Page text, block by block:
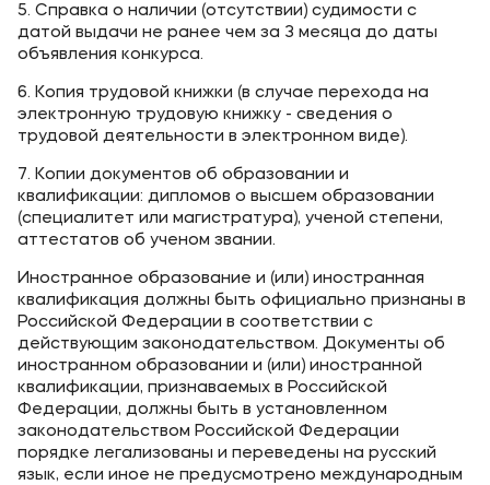
5. Справка о наличии (отсутствии) судимости с
датой выдачи не ранее чем за 3 месяца до даты
объявления конкурса.
6. Копия трудовой книжки (в случае перехода на
электронную трудовую книжку - сведения о
трудовой деятельности в электронном виде).
7. Копии документов об образовании и
квалификации: дипломов о высшем образовании
(специалитет или магистратура), ученой степени,
аттестатов об ученом звании.
Иностранное образование и (или) иностранная
квалификация должны быть официально признаны в
Российской Федерации в соответствии с
действующим законодательством. Документы об
иностранном образовании и (или) иностранной
квалификации, признаваемых в Российской
Федерации, должны быть в установленном
законодательством Российской Федерации
порядке легализованы и переведены на русский
язык, если иное не предусмотрено международным